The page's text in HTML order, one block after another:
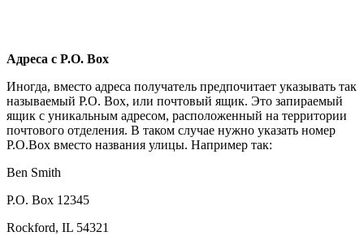
Адреса с P.O. Box
Иногда, вместо адреса получатель предпочитает указывать так
называемый P.O. Box, или почтовый ящик. Это запираемый
ящик с уникальным адресом, расположенный на территории
почтового отделения. В таком случае нужно указать номер
P.O.Box вместо названия улицы. Например так:
Ben Smith
P.O. Box 12345
Rockford, IL 54321